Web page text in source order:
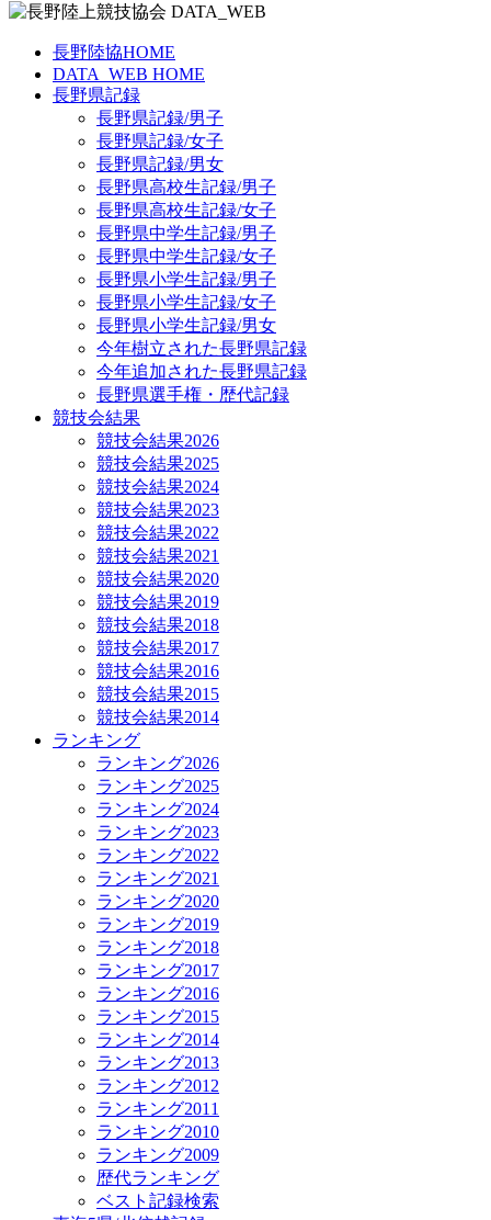
長野陸協HOME
DATA_WEB HOME
長野県記録
長野県記録/男子
長野県記録/女子
長野県記録/男女
長野県高校生記録/男子
長野県高校生記録/女子
長野県中学生記録/男子
長野県中学生記録/女子
長野県小学生記録/男子
長野県小学生記録/女子
長野県小学生記録/男女
今年樹立された長野県記録
今年追加された長野県記録
長野県選手権・歴代記録
競技会結果
競技会結果2026
競技会結果2025
競技会結果2024
競技会結果2023
競技会結果2022
競技会結果2021
競技会結果2020
競技会結果2019
競技会結果2018
競技会結果2017
競技会結果2016
競技会結果2015
競技会結果2014
ランキング
ランキング2026
ランキング2025
ランキング2024
ランキング2023
ランキング2022
ランキング2021
ランキング2020
ランキング2019
ランキング2018
ランキング2017
ランキング2016
ランキング2015
ランキング2014
ランキング2013
ランキング2012
ランキング2011
ランキング2010
ランキング2009
歴代ランキング
ベスト記録検索